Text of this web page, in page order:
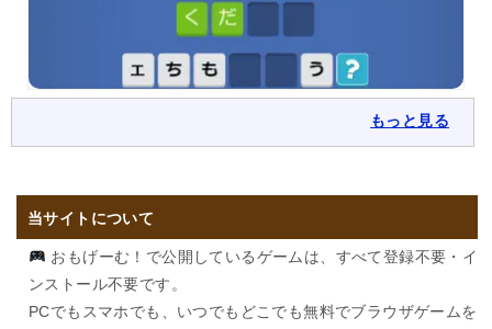
もっと見る
当サイトについて
おもげーむ！で公開しているゲームは、すべて登録不要・イ
ンストール不要です。
PCでもスマホでも、いつでもどこでも無料でブラウザゲームを